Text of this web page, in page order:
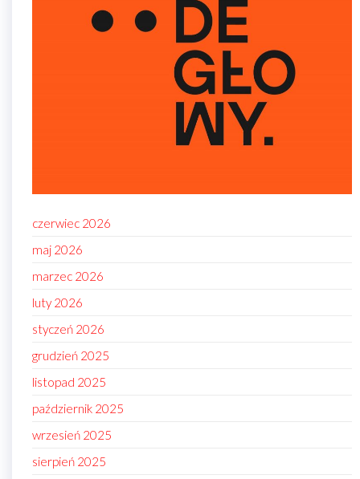
czerwiec 2026
maj 2026
marzec 2026
luty 2026
styczeń 2026
grudzień 2025
listopad 2025
październik 2025
wrzesień 2025
sierpień 2025